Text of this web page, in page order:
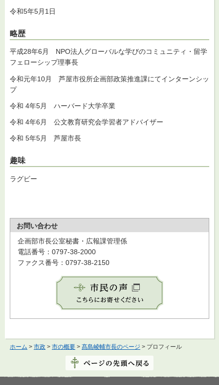
令和5年5月1日
略歴
平成28年6月 NPO法人グローバルな学びのコミュニティ・留学
フェローシップ理事長
令和元年10月 芦屋市役所企画部政策推進課にてインターンシッ
プ
令和 4年5月 ハーバード大学卒業
令和 4年6月 公文教育研究会学習者アドバイザー
令和 5年5月 芦屋市長
趣味
ラグビー
お問い合わせ
企画部市長公室秘書・広報課管理係
電話番号：0797-38-2000
ファクス番号：0797-38-2150
ホーム > 市政 > 市の概要 > 髙島崚輔市長のページ > プロフィール